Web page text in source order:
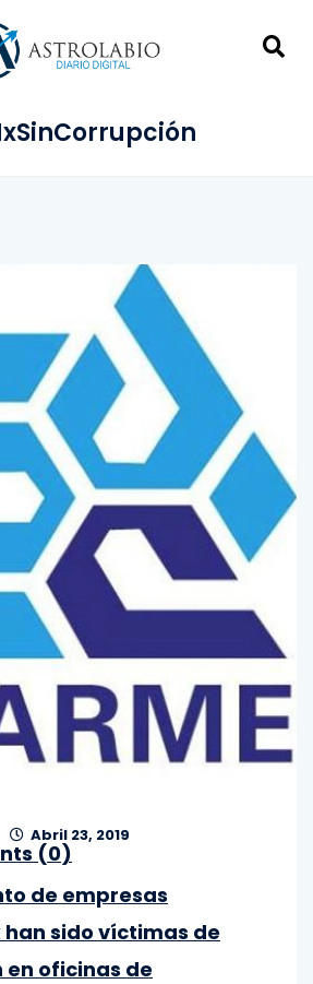
Abril 23, 2019
(0)
de empresas
sido víctimas de
oficinas de